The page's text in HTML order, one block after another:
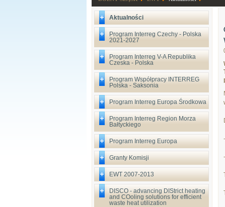
Aktualności
Program Interreg Czechy - Polska
2021-2027
Program Interreg V-A Republika
Czeska - Polska
Program Współpracy INTERREG
Polska - Saksonia
Program Interreg Europa Środkowa
Program Interreg Region Morza
Bałtyckiego
Program Interreg Europa
Granty Komisji
EWT 2007-2013
DISCO - advancing DIStrict heating
and COoling solutions for efficient
waste heat utilization